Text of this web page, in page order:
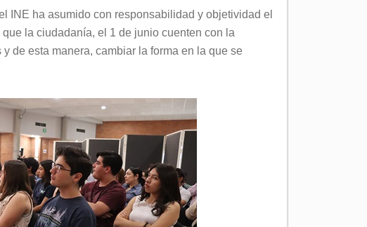
INE ha asumido con responsabilidad y objetividad el
la ciudadanía, el 1 de junio cuenten con la
de esta manera, cambiar la forma en la que se